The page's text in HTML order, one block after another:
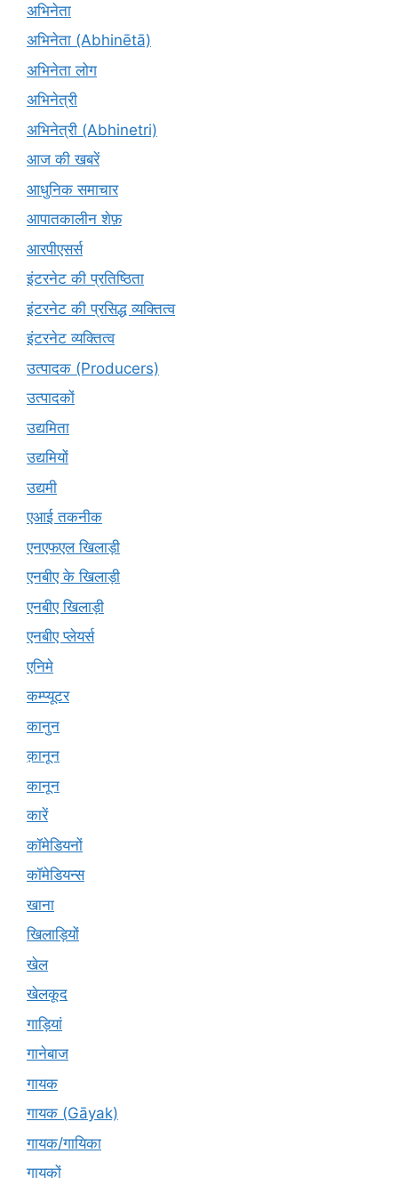
अभिनेता
अभिनेता (Abhinētā)
अभिनेता लोग
अभिनेत्री
अभिनेत्री (Abhinetri)
आज की खबरें
आधुनिक समाचार
आपातकालीन शेफ़
आरपीएसर्स
इंटरनेट की प्रतिष्ठिता
इंटरनेट की प्रसिद्ध व्यक्तित्व
इंटरनेट व्यक्तित्व
उत्पादक (Producers)
उत्पादकों
उद्यमिता
उद्यमियों
उद्यमी
एआई तकनीक
एनएफएल खिलाड़ी
एनबीए के खिलाड़ी
एनबीए खिलाड़ी
एनबीए प्लेयर्स
एनिमे
कम्प्यूटर
कानुन
क़ानून
कानून
कारें
कॉमेडियनों
कॉमेडियन्स
खाना
खिलाड़ियों
खेल
खेलकूद
गाड़ियां
गानेबाज
गायक
गायक (Gāyak)
गायक/गायिका
गायकों